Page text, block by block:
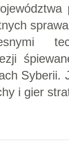
Syberii.
i gier